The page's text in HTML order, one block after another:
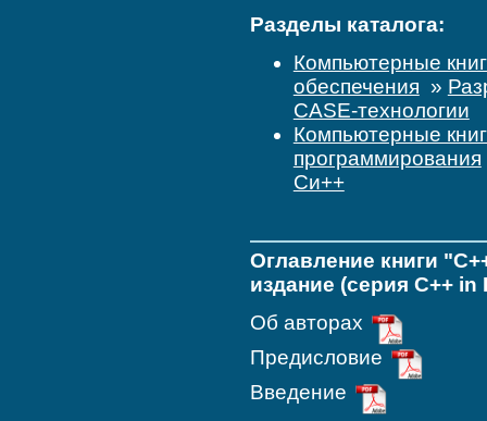
Разделы каталога:
Компьютерные
обеспечения »
CASE-технологии
Компьютерные
программирования
Си++
Оглавление книги
издание (серия C++ in
Об авторах
Предисловие
Введение